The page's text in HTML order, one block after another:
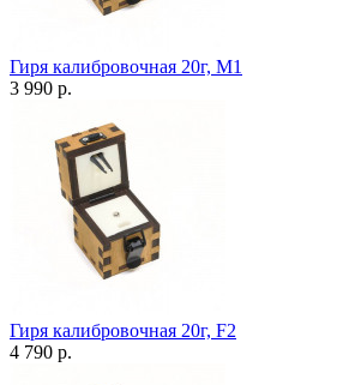
Гиря калибровочная 20г, М1
3 990 р.
Гиря калибровочная 20г, F2
4 790 р.